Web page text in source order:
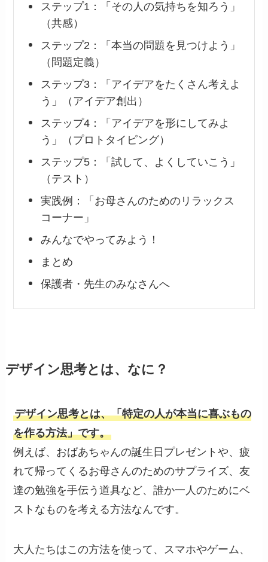
ステップ1：「その人の気持ちを知ろう」
（共感）
ステップ2：「本当の問題を見つけよう」
（問題定義）
ステップ3：「アイデアをたくさん考えよ
う」（アイデア創出）
ステップ4：「アイデアを形にしてみよ
う」（プロトタイピング）
ステップ5：「試して、よくしていこう」
（テスト）
実践例：「お母さんのためのリラックス
コーナー」
みんなでやってみよう！
まとめ
保護者・先生のみなさんへ
デザイン思考とは、なに？
デザイン思考とは、「特定の人が本当に喜ぶもの
を作る方法」です。
例えば、おばあちゃんの誕生日プレゼントや、疲
れて帰ってくるお母さんのためのサプライズ、友
達の勉強を手伝う道具など、誰か一人のためにベ
ストなものを考える方法なんです。
大人たちはこの方法を使って、スマホやゲーム、